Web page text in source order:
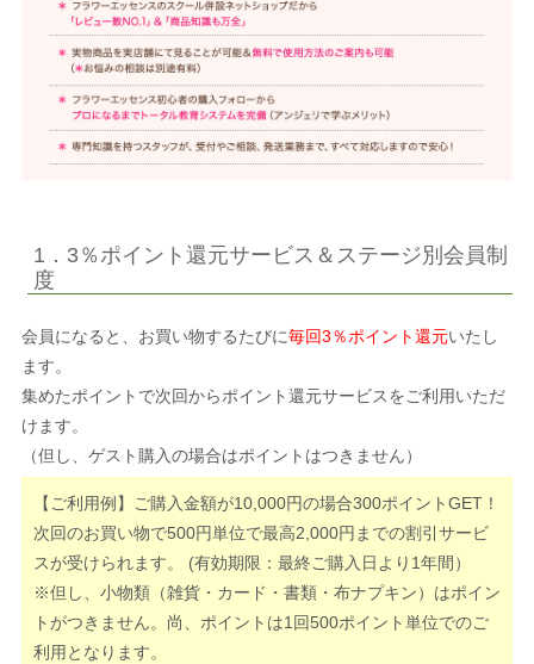
1．3％ポイント還元サービス＆ステージ別会員制
度
会員になると、お買い物するたびに毎回3％ポイント還元いたし
ます。
集めたポイントで次回からポイント還元サービスをご利用いただ
けます。
（但し、ゲスト購入の場合はポイントはつきません）
【ご利用例】ご購入金額が10,000円の場合300ポイントGET！
次回のお買い物で500円単位で最高2,000円までの割引サービ
スが受けられます。 (有効期限：最終ご購入日より1年間）
※但し、小物類（雑貨・カード・書類・布ナプキン）はポイン
トがつきません。尚、ポイントは1回500ポイント単位でのご
利用となります。